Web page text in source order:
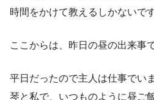
時間をかけて教えるしかないです
ここからは、昨日の昼の出来事で
平日だったので主人は仕事でい
琴と私で、いつものように昼ご